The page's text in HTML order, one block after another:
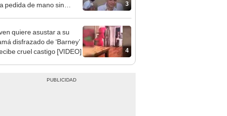
3
pedida de mano sin
4
quiere asustar a su
disfrazado de ‘Barney’
cruel castigo [VIDEO]